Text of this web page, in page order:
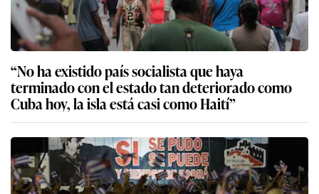
“No ha existido país socialista que haya
terminado con el estado tan deteriorado como
Cuba hoy, la isla está casi como Haití”